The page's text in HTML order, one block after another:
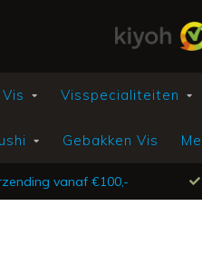
Visspecialiteiten
Gebakken Vis
vanaf €100,-